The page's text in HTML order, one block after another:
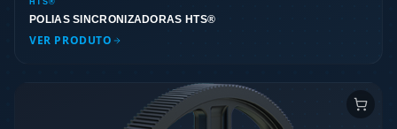
HTS®
POLIAS SINCRONIZADORAS HTS®
VER PRODUTO